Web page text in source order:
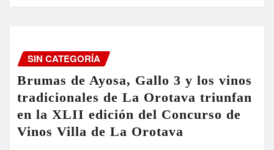
SIN CATEGORÍA
Brumas de Ayosa, Gallo 3 y los vinos
tradicionales de La Orotava triunfan
en la XLII edición del Concurso de
Vinos Villa de La Orotava